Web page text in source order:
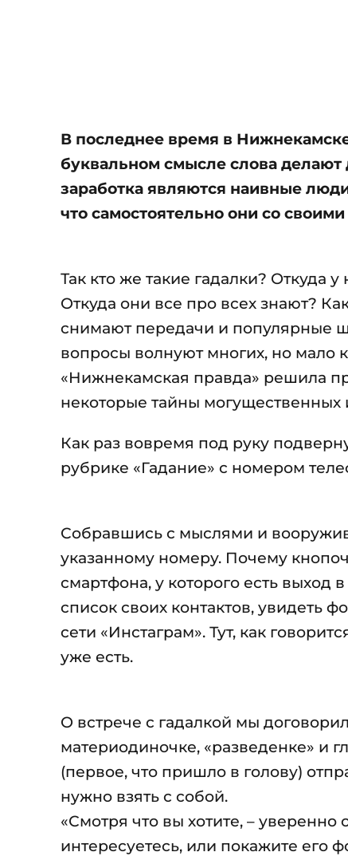
В последнее время в
буквальном смысле слова делают
заработка являются наивные
что самостоятельно они со
Так кто же такие гадалки? Откуда
Откуда они все про всех знают?
снимают передачи и популярные
вопросы волнуют многих, но мало
«Нижнекамская правда» решила
некоторые тайны могущественных
Как раз вовремя под руку
рубрике «Гадание» с номером
Собравшись с мыслями и
указанному номеру. Почему
смартфона, у которого есть
список своих контактов, увидеть
сети «Инстаграм». Тут, как
уже есть.
О встрече с гадалкой мы
материодиночке, «разведенке» и
(первое, что пришло в голову)
нужно взять с собой.
«Смотря что вы хотите, – уверенно
интересуетесь, или покажите его